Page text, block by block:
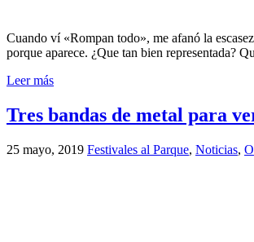
Cuando ví «Rompan todo», me afanó la
porque aparece. ¿Que tan bien representada?
Leer más
Tres bandas de metal para
25 mayo, 2019 Festivales al Parque, Noticias,